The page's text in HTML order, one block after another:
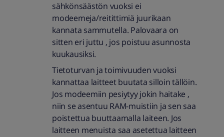
sähkönsäästön vuoksi ei
modeemeja/reitittimiä juurikaan
kannata sammutella. Palovaara on
sitten eri juttu , jos poistuu asunnosta
kuukausiksi.
Tietoturvan ja toimivuuden vuoksi
kannattaa laitteet buutata silloin tällöin.
Jos modeemiin pesiytyy jokin haitake ,
niin se asentuu RAM-muistiin ja sen saa
poistettua buuttaamalla laiteen. Jos
laitteen menuista saa asetettua laitteen